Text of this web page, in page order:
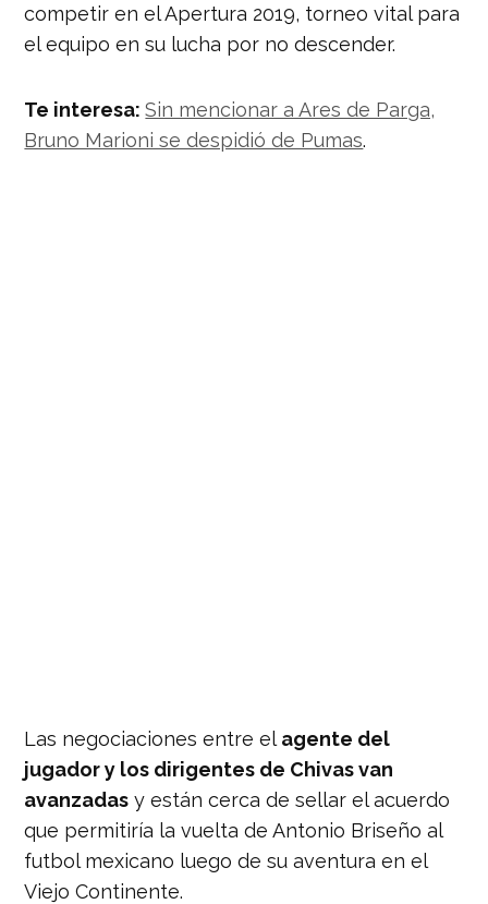
competir en el Apertura 2019, torneo vital para
el equipo en su lucha por no descender.
Te interesa:Sin mencionar a Ares de Parga,
Bruno Marioni se despidió de Pumas.
Las negociaciones entre el agente del
jugador y los dirigentes de Chivas van
avanzadas y están cerca de sellar el acuerdo
que permitiría la vuelta de Antonio Briseño al
futbol mexicano luego de su aventura en el
Viejo Continente.